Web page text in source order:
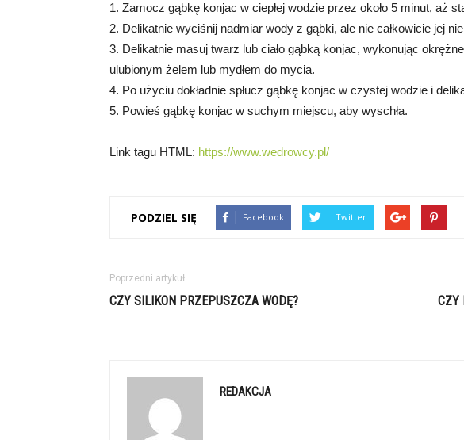
1. Zamocz gąbkę konjac w ciepłej wodzie przez około 5 minut, aż
2. Delikatnie wyciśnij nadmiar wody z gąbki, ale nie całkowicie jej
3. Delikatnie masuj twarz lub ciało gąbką konjac, wykonując
ulubionym żelem lub mydłem do mycia.
4. Po użyciu dokładnie spłucz gąbkę konjac w czystej wodzie i
5. Powieś gąbkę konjac w suchym miejscu, aby wyschła.
Link tagu HTML: https://www.wedrowcy.pl/
PODZIEL SIĘ Facebook Twitter
Poprzedni artykuł
CZY SILIKON PRZEPUSZCZA WODĘ?
CZY
REDAKCJA